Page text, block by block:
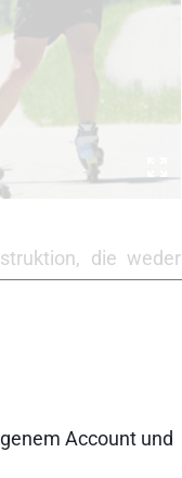
die weder
Auswahl an
Die ersten vier
allen Testwerten
Eins in Sachen
Kategorie. Unter
Account und